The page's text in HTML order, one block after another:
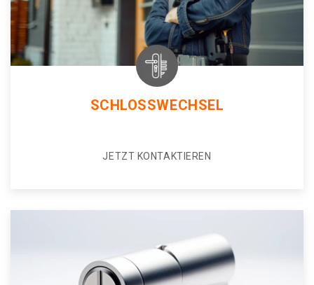
SCHLOSSWECHSEL
JETZT KONTAKTIEREN